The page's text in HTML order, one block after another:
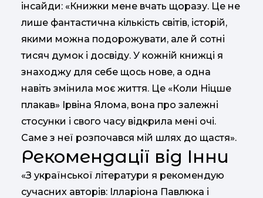
інсайди: «Книжки мене вчать щоразу. Це не
лише фантастична кількість світів, історій,
якими можна подорожувати, але й сотні
тисяч думок і досвіду. У кожній книжці я
знаходжу для себе щось нове, а одна
навіть змінила моє життя. Це «Коли Ніцше
плакав» Ірвіна Ялома, вона про залежні
стосунки і свого часу відкрила мені очі.
Саме з неї розпочався мій шлях до щастя».
Рекомендації від Інни
«З української літератури я рекомендую
сучасних авторів: Ілларіона Павлюка і